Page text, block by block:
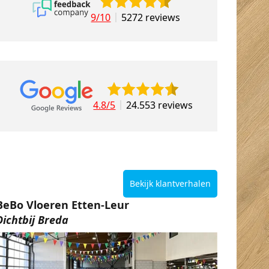
9/10 5272 reviews
4.8/5 24.553 reviews
Bekijk klantverhalen
Vloeren Etten-Leur
Breda